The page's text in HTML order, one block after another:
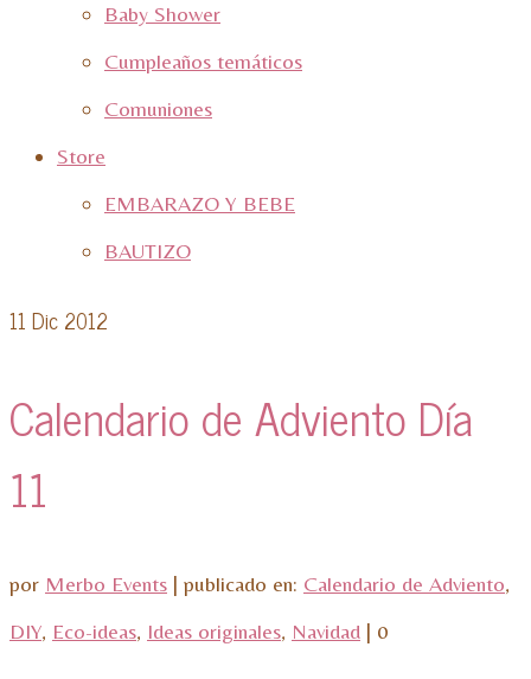
Baby Shower
Cumpleaños temáticos
Comuniones
Store
EMBARAZO Y BEBE
BAUTIZO
11 Dic 2012
Calendario de Adviento Día
11
por Merbo Events | publicado en: Calendario de Adviento,
DIY, Eco-ideas, Ideas originales, Navidad | 0